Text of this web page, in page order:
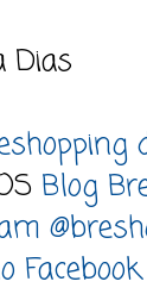
Dias
Blog
Facebook